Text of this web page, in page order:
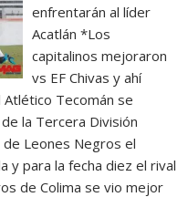
enfrentarán al líder
Acatlán *Los
capitalinos mejoraron
vs EF Chivas y ahí
Atlético Tecomán se
la Tercera División
de Leones Negros el
y para la fecha diez el rival
de Colima se vio mejor